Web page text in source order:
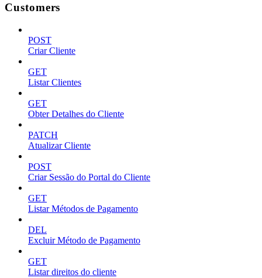
Customers
POST
Criar Cliente
GET
Listar Clientes
GET
Obter Detalhes do Cliente
PATCH
Atualizar Cliente
POST
Criar Sessão do Portal do Cliente
GET
Listar Métodos de Pagamento
DEL
Excluir Método de Pagamento
GET
Listar direitos do cliente